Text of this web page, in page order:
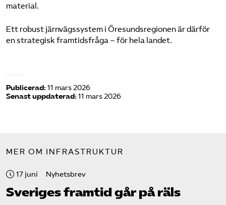
material.
Ett robust järnvägssystem i Öresundsregionen är därför
en strategisk framtidsfråga – för hela landet.
Publicerad: 11 mars 2026
Senast uppdaterad: 11 mars 2026
MER OM INFRASTRUKTUR
17 juni Nyhetsbrev
Sveriges framtid går på räls